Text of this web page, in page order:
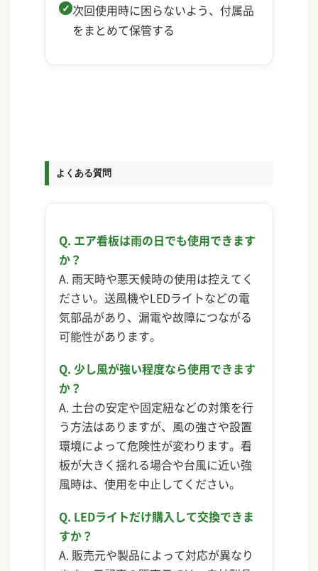
次回使用時に困らないよう、付属品
をまとめて保管する
よくある質問
Q. エア看板は雨の日でも使用できます
か？
A. 雨天時や悪天候時の使用は控えてく
ださい。送風機やLEDライトなどの電
気部品があり、漏電や故障につながる
可能性があります。
Q. 少し風が強い程度なら使用できます
か？
A. 土台の安定や固定紐などの対策を行
う方法はありますが、風の強さや設置
環境によって危険性が変わります。看
板が大きく揺れる場合や台風に近い強
風時は、使用を中止してください。
Q. LEDライトだけ購入して交換できま
すか？
A. 販売元や製品によって対応が異なり